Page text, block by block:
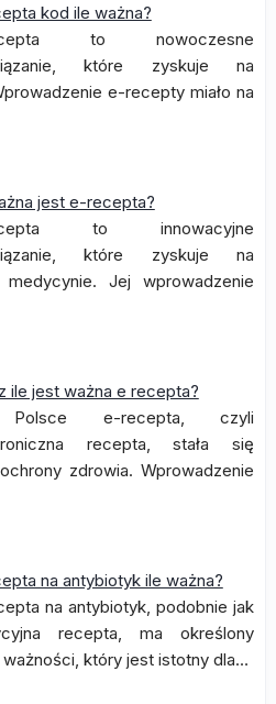
kod ile ważna?
to nowoczesne
które zyskuje na
e-recepty miało na
jest e-recepta?
to innowacyjne
które zyskuje na
Jej wprowadzenie
ile jest ważna e recepta?
e-recepta, czyli
recepta, stała się
zdrowia. Wprowadzenie
na antybiotyk ile ważna?
na antybiotyk, podobnie jak
recepta, ma określony
który jest istotny dla…